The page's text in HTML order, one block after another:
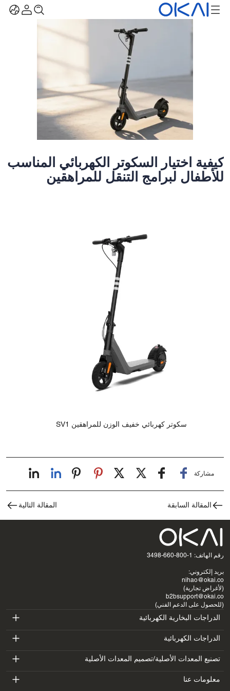
كيفية اختيار السكوتر الكهربائي المناسب
للأطفال لبرامج التنقل للمراهقين
سكوتر كهربائي خفيف الوزن للمراهقين SV1
مشاركة
المقالة السابقة المقالة التالية
رقم الهاتف: 1-800-660-3498
بريد إلكتروني:
nihao@okai.co
(لأغراض تجارية)
b2bsupport@okai.co
(للحصول على الدعم الفني)
الدراجات البخارية الكهربائية
ES400A
ES410
ES600P
الدراجات الكهربائية
EB100B
EB300
تصنيع المعدات الأصلية/تصميم المعدات الأصلية
SV3
معلومات عنا